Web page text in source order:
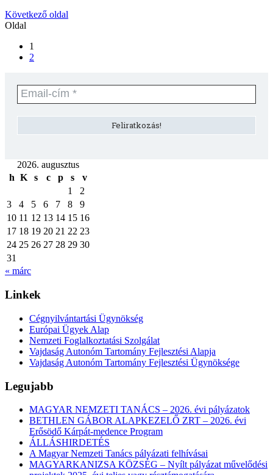
Következő oldal
Oldal
1
2
2026. augusztus
h K s c p s
v
1
2
3
4 5 6 7 8
9
10 11 12 13 14 15 16
17 18 19 20 21 22 23
24 25 26 27 28 29 30
31
« márc
Linkek
Cégnyilvántartási Ügynökség
Európai Ügyek Alap
Nemzeti Foglalkoztatási Szolgálat
Vajdaság Autonóm Tartomány Fejlesztési Alapja
Vajdaság Autonóm Tartomány Fejlesztési Ügynöksége
Legujabb
MAGYAR NEMZETI TANÁCS – 2026. évi pályázatok
BETHLEN GÁBOR ALAPKEZELŐ ZRT – 2026. évi
Erősödő Kárpát-medence Program
ÁLLÁSHIRDETÉS
A Magyar Nemzeti Tanács pályázati felhívásai
MAGYARKANIZSA KÖZSÉG – Nyílt pályázat művelődési